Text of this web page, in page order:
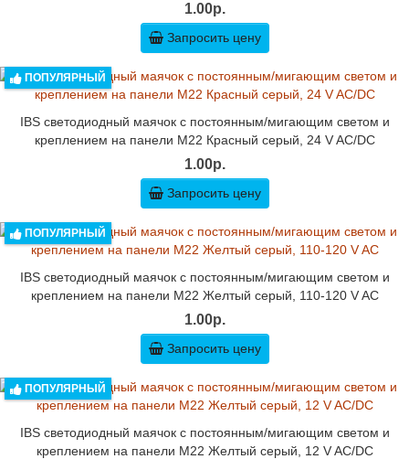
1.00р.
Запросить цену
ПОПУЛЯРНЫЙ
IBS светодиодный маячок с постоянным/мигающим светом и
креплением на панели M22 Красный серый, 24 V AC/DC
1.00р.
Запросить цену
ПОПУЛЯРНЫЙ
IBS светодиодный маячок с постоянным/мигающим светом и
креплением на панели M22 Желтый серый, 110-120 V AC
1.00р.
Запросить цену
ПОПУЛЯРНЫЙ
IBS светодиодный маячок с постоянным/мигающим светом и
креплением на панели M22 Желтый серый, 12 V AC/DC